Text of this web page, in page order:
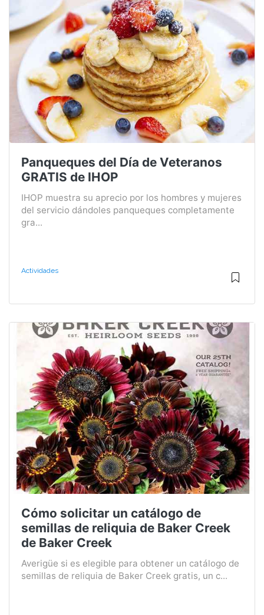
Panqueques del Día de Veteranos
GRATIS de IHOP
IHOP muestra su aprecio por los hombres y mujeres
del servicio dándoles panqueques completamente
gra...
Actividades
Cómo solicitar un catálogo de
semillas de reliquia de Baker Creek
de Baker Creek
Averigüe si es elegible para obtener un catálogo de
semillas de reliquia de Baker Creek gratis, un c...